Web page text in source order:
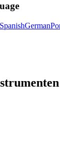
SpanishGerman